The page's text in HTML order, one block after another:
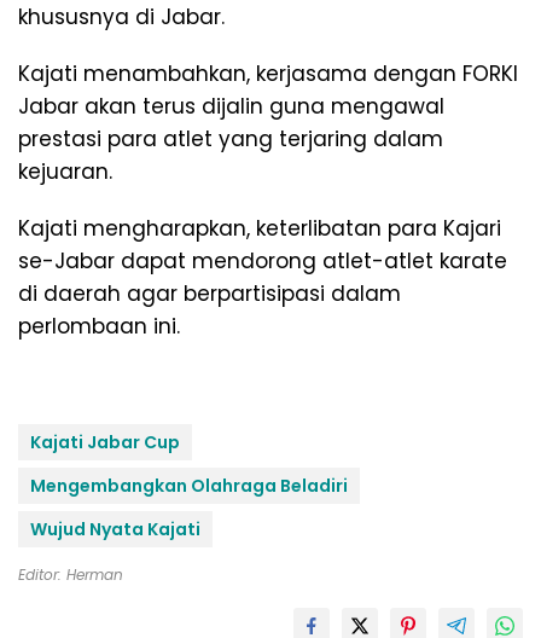
khususnya di Jabar.
Kajati menambahkan, kerjasama dengan FORKI
Jabar akan terus dijalin guna mengawal
prestasi para atlet yang terjaring dalam
kejuaran.
Kajati mengharapkan, keterlibatan para Kajari
se-Jabar dapat mendorong atlet-atlet karate
di daerah agar berpartisipasi dalam
perlombaan ini.
Kajati Jabar Cup
Mengembangkan Olahraga Beladiri
Wujud Nyata Kajati
Editor: Herman